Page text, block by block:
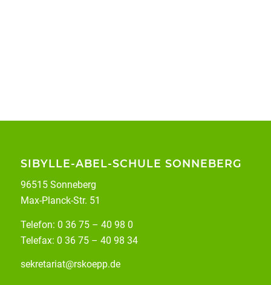
SIBYLLE-ABEL-SCHULE SONNEBERG
96515 Sonneberg
Max-Planck-Str. 51
Telefon: 0 36 75 – 40 98 0
Telefax: 0 36 75 – 40 98 34
sekretariat@rskoepp.de